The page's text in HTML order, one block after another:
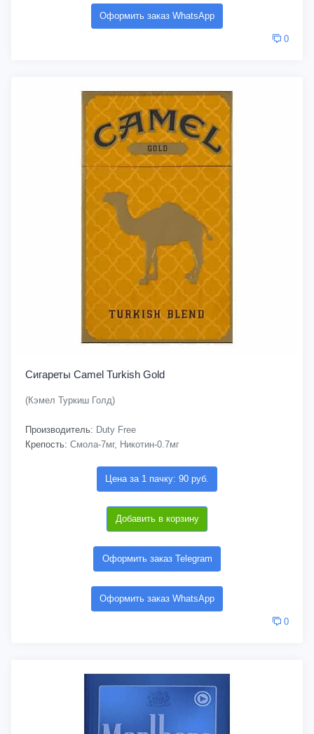
Оформить заказ WhatsApp
0
Сигареты Camel Turkish Gold
(Кэмел Туркиш Голд)
Производитель: Duty Free
Крепость: Смола-7мг, Никотин-0.7мг
Цена за 1 пачку: 90 руб.
Добавить в корзину
Оформить заказ Telegram
Оформить заказ WhatsApp
0